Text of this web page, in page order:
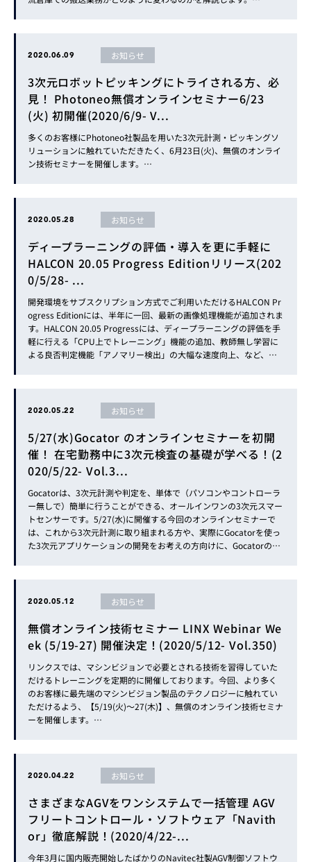
2020.06.09 お知らせ
3次元ロボットピッキングにトライされる方、必
見！ Photoneo無償オンラインセミナー6/23
(火) 初開催(2020/6/9- V...
多くのお客様にPhotoneo社製品を用いた3次元計測・ピッキングソ
リューションに触れていただきたく、6月23日(火)、無償のオンライ
ン技術セミナーを開催します。…
2020.05.28 お知らせ
ディープラーニングの評価・導入を更に手軽に
HALCON 20.05 Progress Editionリリース(202
0/5/28- ...
開発環境をサブスクリプション方式でご利用いただけるHALCON Pr
ogress Editionには、半年に一回、最新の画像処理機能が追加されま
す。HALCON 20.05 Progressには、ディープラーニングの評価を手
軽に行える「CPU上でトレーニング」機能の追加、教師無し学習に
よる良否判定機能「アノマリー検出」の大幅な速度向上、など、デ
2020.05.22 お知らせ
5/27(水)Gocator のオンラインセミナーを初開
催！ 在宅勤務中に3次元検査の基礎が学べる！(2
020/5/22- Vol.3...
Gocatorは、3次元計測や判定を、単体で（パソコンやコントローラ
ー無しで）簡単に行うことができる、オールインワンの3次元スマー
トセンサーです。5/27(水)に開催する今回のオンラインセミナーで
は、これから3次元計測に取り組まれる方や、実際にGocatorを使っ
た3次元アプリケーションの開発をお考えの方向けに、Gocatorの特
2020.05.12 お知らせ
無償オンライン技術セミナー LINX Webinar We
ek (5/19-27) 開催決定！(2020/5/12- Vol.350)
リンクスでは、マシンビジョンで必要とされる技術を習得していた
だけるトレーニングを定期的に開催しております。今回、より多く
のお客様に最先端のマシンビジョン製品のテクノロジーに触れてい
ただけるよう、【5/19(火)～27(木)】、無償のオンライン技術セミナ
ーを開催します。…
2020.04.22 お知らせ
さまざまなAGVをワンシステムで一括管理 AGV
フリートコントロール・ソフトウェア「Navith
or」徹底解説！(2020/4/22-...
今年3月に国内販売開始したばかりのNavitec社製AGV制御ソフトウ